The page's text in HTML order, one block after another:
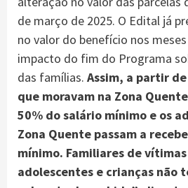
de março de 2025. O Edital já
no valor do benefício nos
impacto do fim do Programa
das famílias. Assim, a partir
que moravam na Zona
50% do salário mínimo e os
Zona Quente passam a
mínimo. Familiares de
adolescentes e crianças não